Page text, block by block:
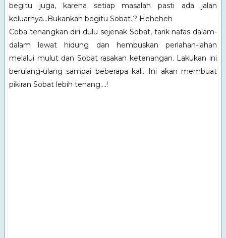
begitu juga, karena setiap masalah pasti ada jalan
keluarnya...Bukankah begitu Sobat..? Heheheh
Coba tenangkan diri dulu sejenak Sobat, tarik nafas dalam-
dalam lewat hidung dan hembuskan perlahan-lahan
melalui mulut dan Sobat rasakan ketenangan. Lakukan ini
berulang-ulang sampai beberapa kali. Ini akan membuat
pikiran Sobat lebih tenang....!